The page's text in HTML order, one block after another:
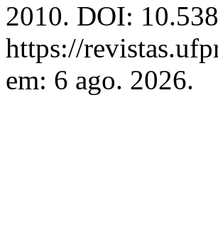
2010. DOI:
https://
em: 6 ago. 2026.